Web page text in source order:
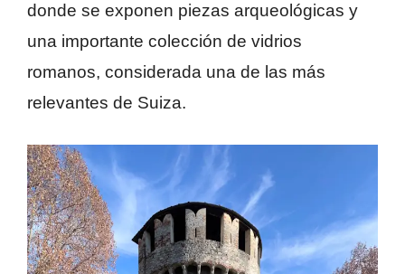
donde se exponen piezas arqueológicas y
una importante colección de vidrios
romanos, considerada una de las más
relevantes de Suiza.